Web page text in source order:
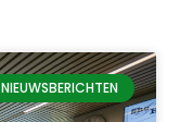
NIEUWSBERICHTEN